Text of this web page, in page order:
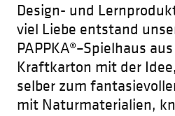
Design- und
viel Liebe entstand
PAPPKA®–Spielhaus
Kraftkarton mit der
selber zum
mit Naturmaterialien,